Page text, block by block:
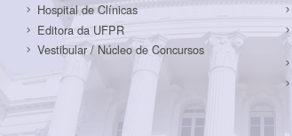
Hospital de Clínicas
Editora da UFPR
Vestibular / Núcleo de Concursos